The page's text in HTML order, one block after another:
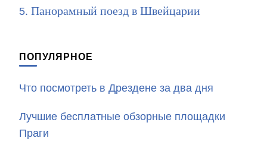
Панорамный поезд в Швейцарии
ПОПУЛЯРНОЕ
Что посмотреть в Дрездене за два дня
Лучшие бесплатные обзорные площадки
Праги